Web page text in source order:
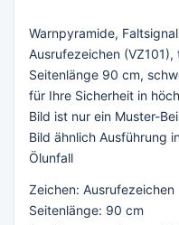
Warnpyramide,
Ausrufezeichen
Seitenlänge 90 cm,
für Ihre Sicherheit in
Bild ist nur ein Muster-
Bild ähnlich Ausführung
Ölunfall
Zeichen: Ausrufezeichen
Seitenlänge: 90 cm